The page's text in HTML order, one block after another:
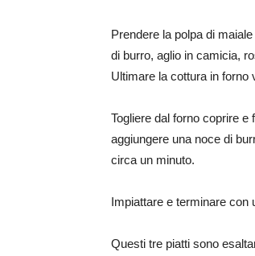
Prendere la polpa di
di burro, aglio in camicia,
Ultimare la cottura in forno
Togliere dal forno coprire
aggiungere una noce di
circa un minuto.
Impiattare e terminare con
Questi tre piatti sono